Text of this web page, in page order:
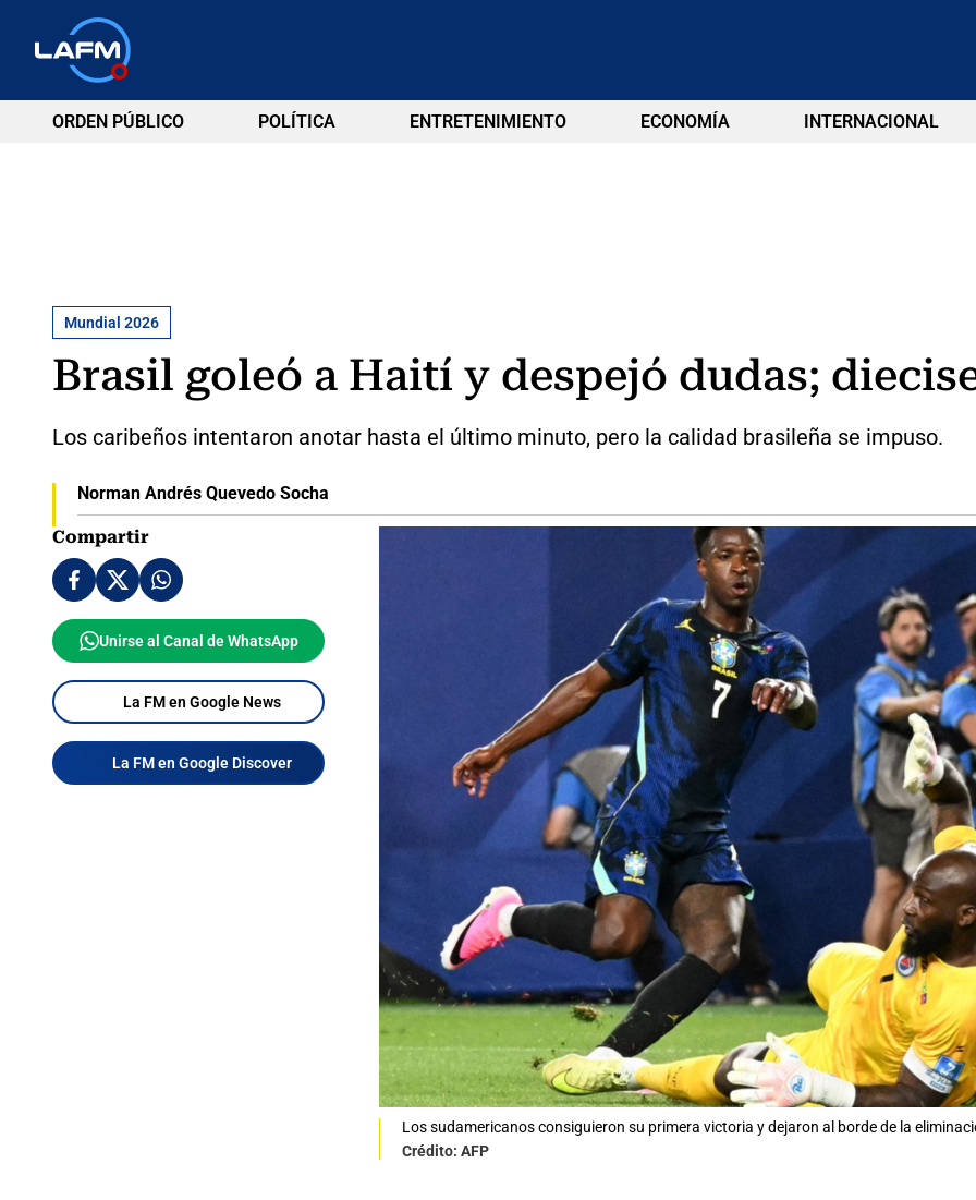
ORDEN PÚBLICO POLÍTICA ENTRETENIMIENTO ECONOMÍA INTERNACIONAL
Mundial 2026
Brasil goleó a Haití y despejó dudas;
Los caribeños intentaron anotar hasta el último minuto, pero la calidad brasileña se impuso.
Norman Andrés Quevedo Socha
Compartir
Unirse al Canal de WhatsApp
La FM en Google News
La FM en Google Discover
Los sudamericanos consiguieron su primera victoria y dejaron al borde de la
Crédito: AFP